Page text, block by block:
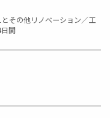
その他リノベーション／工
間